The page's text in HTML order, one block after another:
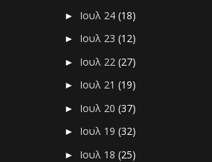
► Ιουλ 24(18)
► Ιουλ 23(12)
► Ιουλ 22(27)
► Ιουλ 21(19)
► Ιουλ 20(37)
► Ιουλ 19(32)
► Ιουλ 18(25)